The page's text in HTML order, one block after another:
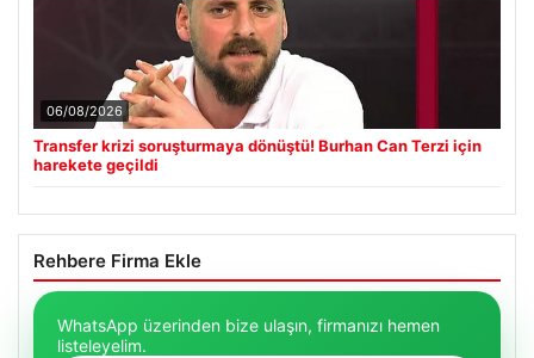
06/08/2026
Transfer krizi soruşturmaya dönüştü! Burhan Can Terzi için
harekete geçildi
Rehbere Firma Ekle
WhatsApp üzerinden bize ulaşın, firmanızı hemen
listeleyelim.